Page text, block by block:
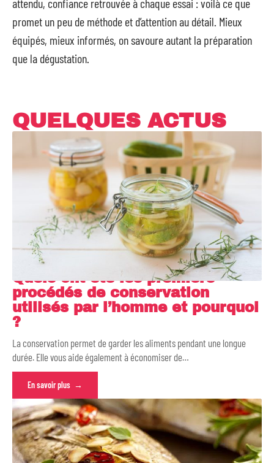
promet un peu de méthode et d’attention au détail. Mieux
équipés, mieux informés, on savoure autant la préparation
que la dégustation.
QUELQUES ACTUS
Quels ont été les premiers
procédés de conservation
utilisés par l’homme et pourquoi
?
La conservation permet de garder les aliments pendant une longue
durée. Elle vous aide également à économiser de…
En savoir plus